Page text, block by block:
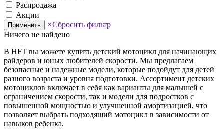
Распродажа
Акции
Применить ×Сбросить фильтр
Ничего не найдено
В HFT вы можете купить детский мотоцикл для начинающих
райдеров и юных любителей скорости. Мы предлагаем
безопасные и надежные модели, которые подойдут для детей
разного возраста и уровня подготовки. Ассортимент детских
мотоциклов включает в себя как варианты для малышей с
ограничением скорости, так и модели для подростков с
повышенной мощностью и улучшенной амортизацией, что
позволяет выбрать подходящий мотоцикл в зависимости от
навыков ребенка.